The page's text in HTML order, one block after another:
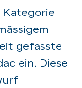
Kategorie
gefasste
ein. Diese